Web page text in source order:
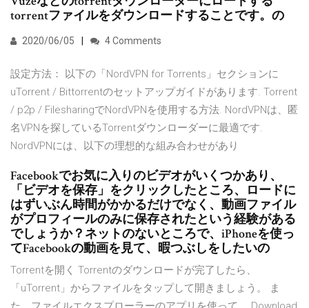
torrentファイルをダウンロードすることです。の
2020/06/05 4 Comments
設定方法： 以下の「NordVPN for Torrents」セクションに
uTorrent / Bittorrentのセットアップガイドがあります. Torrent
/ p2p / FilesharingでNordVPNを使用する方法. NordVPNは、匿
名VPNを探しているTorrentダウンローダーに最適です.
NordVPNには、以下の理想的な組み合わせがあり
Facebookでお気に入りのビデオがいくつかあり、
「ビデオを保存」をクリックしたところ、ロードに
はずいぶん時間がかかるだけでなく、動画ファイル
がプロフィールのみに保存されたという経験がある
でしょうか？ネットのないところで、iPhoneを使っ
てFacebookの動画を見て、暇つぶしをしたいの
Torrentを開く Torrentのダウンロードが完了したら、
「uTorrent」からファイルをタップして開きましょう。 ま